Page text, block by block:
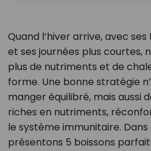
Quand l’hiver arrive, avec
et ses journées plus courtes,
plus de nutriments et de
forme. Une bonne stratégie
manger équilibré, mais aussi
riches en nutriments,
le système immunitaire.
présentons 5 boissons